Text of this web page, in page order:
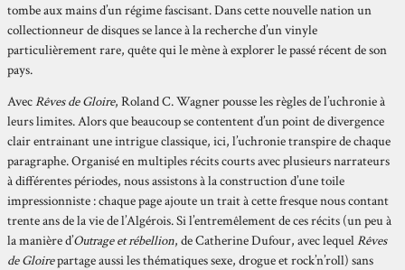
tombe aux mains d’un régime fascisant. Dans cette nouvelle nation un
collectionneur de disques se lance à la recherche d’un vinyle
particulièrement rare, quête qui le mène à explorer le passé récent de son
pays.
AvecRêves de Gloire, Roland C. Wagner pousse les règles de l’uchronie à
leurs limites. Alors que beaucoup se contentent d’un point de divergence
clair entrainant une intrigue classique, ici, l’uchronie transpire de chaque
paragraphe. Organisé en multiples récits courts avec plusieurs narrateurs
à différentes périodes, nous assistons à la construction d’une toile
impressionniste : chaque page ajoute un trait à cette fresque nous contant
trente ans de la vie de l’Algérois. Si l’entremêlement de ces récits (un peu à
la manière d’Outrage et rébellion, de Catherine Dufour, avec lequelRêves
de Gloirepartage aussi les thématiques sexe, drogue et rock’n’roll) sans